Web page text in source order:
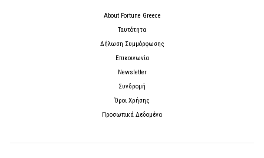
About Fortune Greece
Ταυτότητα
Δήλωση Συμμόρφωσης
Επικοινωνία
Newsletter
Συνδρομή
Όροι Χρήσης
Προσωπικά Δεδομένα